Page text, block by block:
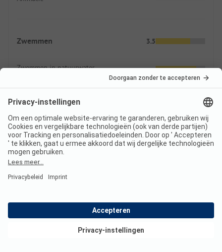
Zwemmen 3.5
Zwemmen in natuurwater
Eten & drinken 3.0
Boodschappen
Bekijk deals